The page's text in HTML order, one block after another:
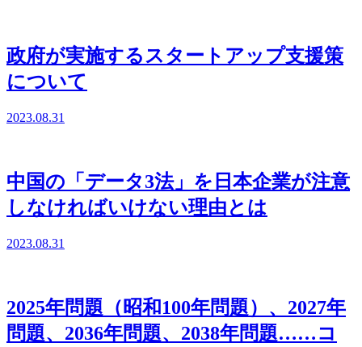
政府が実施するスタートアップ支援策
について
2023.08.31
中国の「データ3法」を日本企業が注意
しなければいけない理由とは
2023.08.31
2025年問題（昭和100年問題）、2027年
問題、2036年問題、2038年問題……コ